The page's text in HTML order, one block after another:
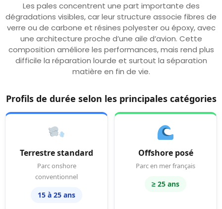
Les pales concentrent une part importante des
dégradations visibles, car leur structure associe fibres de
verre ou de carbone et résines polyester ou époxy, avec
une architecture proche d’une aile d’avion. Cette
composition améliore les performances, mais rend plus
difficile la réparation lourde et surtout la séparation
matière en fin de vie.
Profils de durée selon les principales catégories
Terrestre standard
Parc onshore
conventionnel
15 à 25 ans
Offshore posé
Parc en mer français
≥ 25 ans